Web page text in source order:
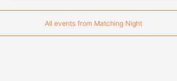
All events from Matching Night